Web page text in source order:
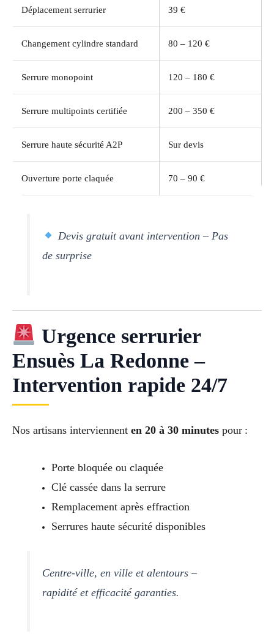
Déplacement serrurier 39 €
Changement cylindre standard 80 – 120 €
Serrure monopoint 120 – 180 €
Serrure multipoints certifiée 200 – 350 €
Serrure haute sécurité A2P Sur devis
Ouverture porte claquée 70 – 90 €
Devis gratuit avant intervention – Pas
de surprise
Urgence serrurier
Ensuès La Redonne –
Intervention rapide 24/7
Nos artisans interviennent en 20 à 30 minutes pour :
Porte bloquée ou claquée
Clé cassée dans la serrure
Remplacement après effraction
Serrures haute sécurité disponibles
Centre-ville, en ville et alentours –
rapidité et efficacité garanties.